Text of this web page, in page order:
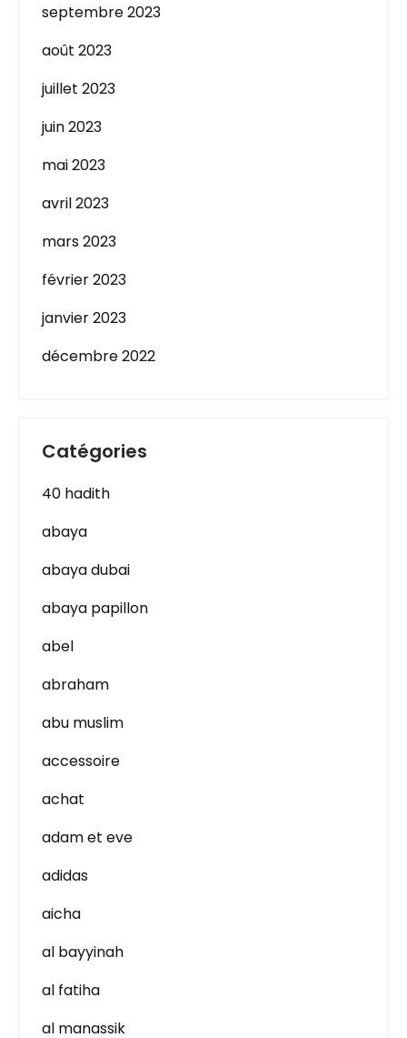
septembre 2023
août 2023
juillet 2023
juin 2023
mai 2023
avril 2023
mars 2023
février 2023
janvier 2023
décembre 2022
Catégories
40 hadith
abaya
abaya dubai
abaya papillon
abel
abraham
abu muslim
accessoire
achat
adam et eve
adidas
aicha
al bayyinah
al fatiha
al manassik